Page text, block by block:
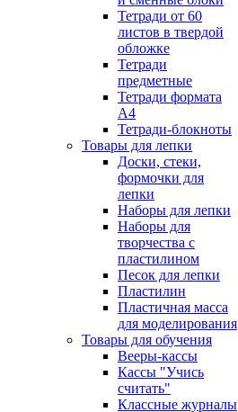
Тетради от 60
листов в твердой
обложке
Тетради
предметные
Тетради формата
А4
Тетради-блокноты
Товары для лепки
Доски, стеки,
формочки для
лепки
Наборы для лепки
Наборы для
творчества с
пластилином
Песок для лепки
Пластилин
Пластичная масса
для моделирования
Товары для обучения
Вееры-кассы
Кассы "Учись
считать"
Классные журналы